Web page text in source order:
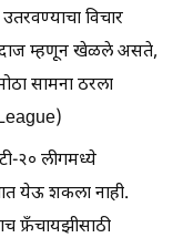
विचार
म्हणून खेळले असते,
सामना ठरला
२० लीगमध्ये
येऊ शकला नाही.
फ्रँचायझीसाठी